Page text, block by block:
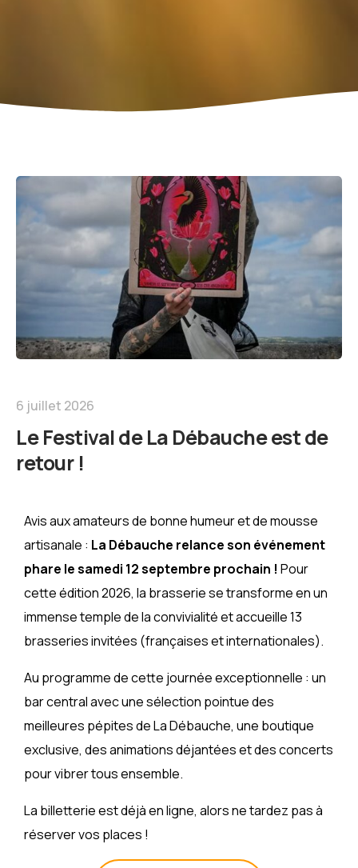
6 juillet 2026
Le Festival de La Débauche est de
retour !
Avis aux amateurs de bonne humeur et de mousse
artisanale : La Débauche relance son événement
phare le samedi 12 septembre prochain ! Pour
cette édition 2026, la brasserie se transforme en un
immense temple de la convivialité et accueille 13
brasseries invitées (françaises et internationales).
Au programme de cette journée exceptionnelle : un
bar central avec une sélection pointue des
meilleures pépites de La Débauche, une boutique
exclusive, des animations déjantées et des concerts
pour vibrer tous ensemble.
La billetterie est déjà en ligne, alors ne tardez pas à
réserver vos places !